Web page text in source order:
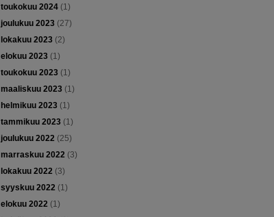
toukokuu 2024(1)
joulukuu 2023(27)
lokakuu 2023(2)
elokuu 2023(1)
toukokuu 2023(1)
maaliskuu 2023(1)
helmikuu 2023(1)
tammikuu 2023(1)
joulukuu 2022(25)
marraskuu 2022(3)
lokakuu 2022(3)
syyskuu 2022(1)
elokuu 2022(1)